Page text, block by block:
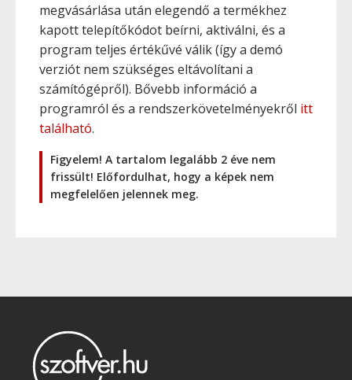
megvásárlása után elegendő a termékhez
kapott telepítőkódot beírni, aktiválni, és a
program teljes értékűvé válik (így a demó
verziót nem szükséges eltávolítani a
számítógépről). Bővebb információ a
programról és a rendszerkövetelményekről itt
található.
Figyelem! A tartalom legalább 2 éve nem
frissült! Előfordulhat, hogy a képek nem
megfelelően jelennek meg.